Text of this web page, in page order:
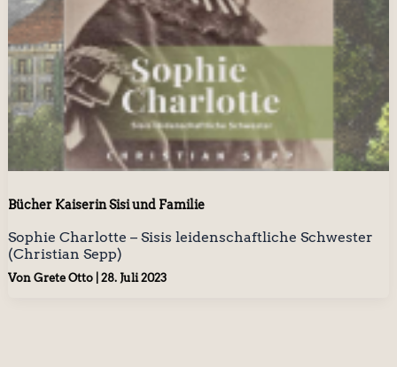
Bücher Kaiserin Sisi und Familie
Sophie Charlotte – Sisis leidenschaftliche Schwester
(Christian Sepp)
Von Grete Otto 28. Juli 2023